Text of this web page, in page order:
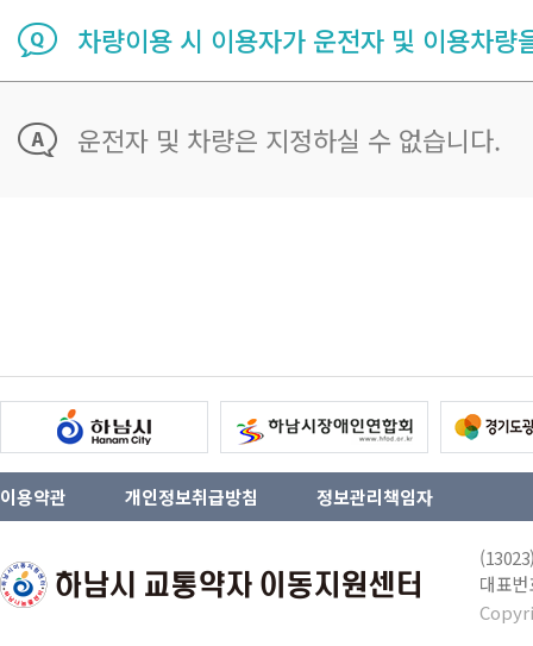
차량이용 시 이용자가 운전자 및 이용차량
운전자 및 차량은 지정하실 수 없습니다.
이용약관 개인정보취급방침 정보관리책임자
대표